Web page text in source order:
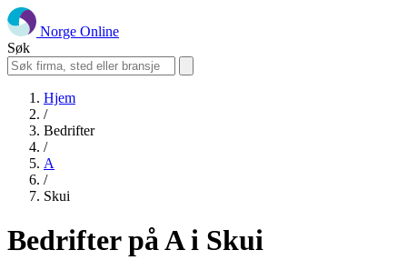
Norge Online
Søk
Hjem
/
Bedrifter
/
A
/
Skui
Bedrifter på A i Skui